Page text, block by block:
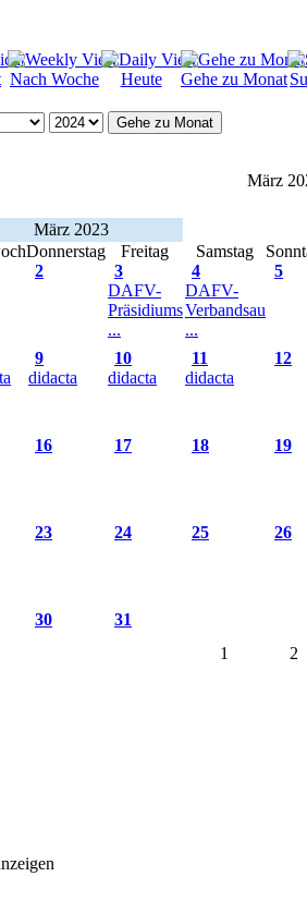
Nach Woche Heute Gehe zu Monat
Gehe zu Monat
März
März 2023
Donnerstag Freitag Samstag
2
3
DAFV-
Präsidiums
...
4
DAFV-
Verbandsau
...
5
9
didacta
10
didacta
11
didacta
12
16 17 18 19
23 24 25 26
30
31
1
2